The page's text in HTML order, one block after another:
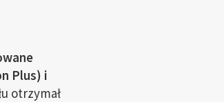
Plus) i
otrzymał